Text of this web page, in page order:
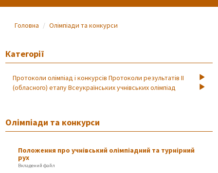
Головна Олімпіади та конкурси
Категорії
Протоколи олімпіад і конкурсів Протоколи результатів ІІ
(обласного) етапу Всеукраїнських учнівських олімпіад
Олімпіади та конкурси
Положення про учнівський олімпіадний та турнірний
рух
Вкладений файл